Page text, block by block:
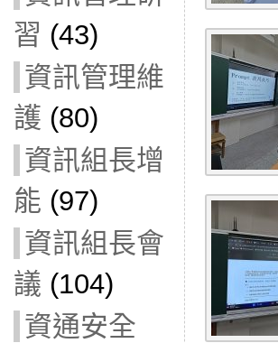
習 (43)
資訊管理維
護 (80)
資訊組長增
能 (97)
資訊組長會
議 (104)
資通安全